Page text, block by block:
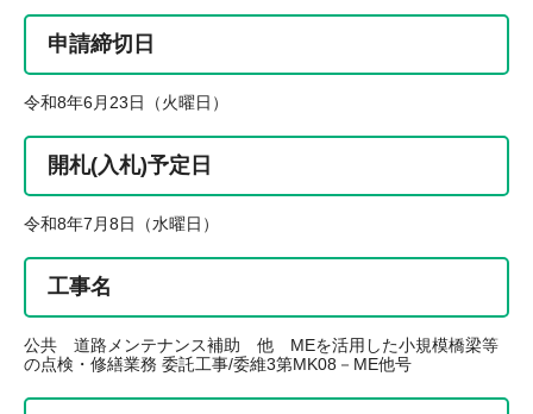
申請締切日
令和8年6月23日（火曜日）
開札(入札)予定日
令和8年7月8日（水曜日）
工事名
公共 道路メンテナンス補助 他 MEを活用した小規模橋梁等
の点検・修繕業務 委託工事/委維3第MK08－ME他号